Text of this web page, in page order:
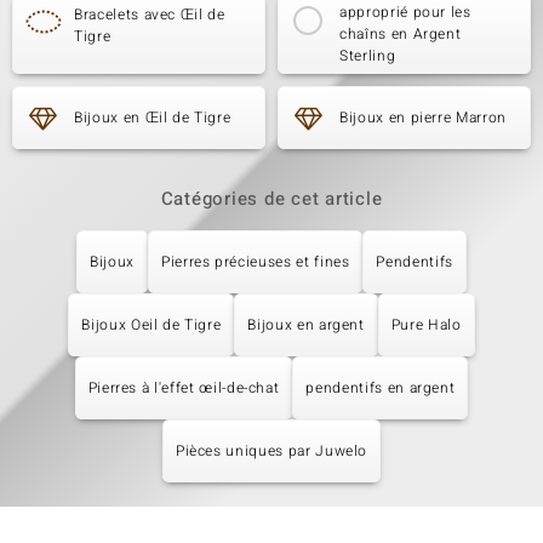
Bracelets avec Œil de
Tigre
approprié pour les
chaîns en Argent
Sterling
Bijoux en Œil de Tigre Bijoux en pierre Marron
Catégories de cet article
Bijoux Pierres précieuses et fines Pendentifs
Bijoux Oeil de Tigre Bijoux en argent Pure Halo
Pierres à l'effet œil-de-chat pendentifs en argent
Pièces uniques par Juwelo